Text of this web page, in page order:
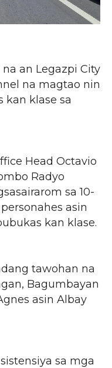
an Legazpi City
na magtao nin
kan klase sa
Head Octavio
Radyo
sa 10-
asin
kan klase.
tawohan na
Bagumbayan
asin Albay
sa mga